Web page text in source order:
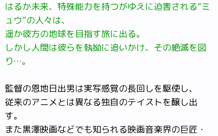
はるか未来、特殊能力を持つがゆえに迫害される“ミ
ュウ”の人々は、
遥か彼方の地球を目指す旅に出る。
しかし人間は彼らを執拗に追いかけ、その絶滅を図
り…。
監督の恩地日出男は実写感覚の長回しを駆使し、
従来のアニメとは異なる独自のテイストを醸し出
す。
また黒澤映画などでも知られる映画音楽界の巨匠・